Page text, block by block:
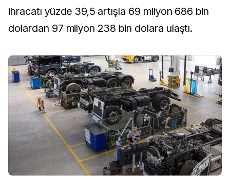
ihracatı yüzde 39,5 artışla 69 milyon 686 bin
dolardan 97 milyon 238 bin dolara ulaştı.